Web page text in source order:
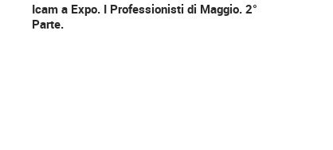
Icam a Expo. I Professionisti di Maggio. 2°
Parte.